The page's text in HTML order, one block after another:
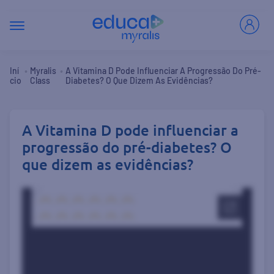
Iní
Cio
Myralis
Class
A Vitamina D Pode Influenciar A Progressão Do Pré-
Diabetes? O Que Dizem As Evidências?
A Vitamina D pode influenciar a
progressão do pré-diabetes? O
que dizem as evidências?